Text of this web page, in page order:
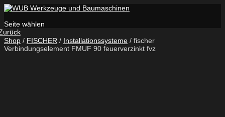
Seite wählen
Shop / FISCHER / Installationssysteme / fischer
Verbindungselement FMUF 90 feuerverzinkt fvz